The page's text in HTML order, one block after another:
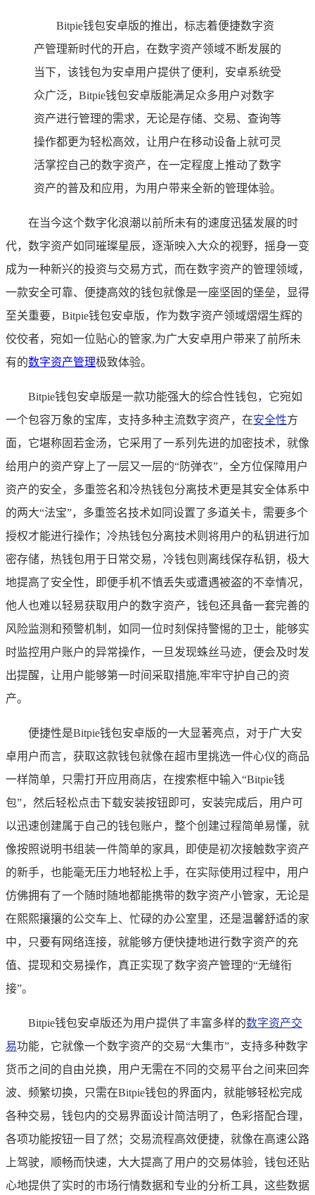
Bitpie钱包安卓版的推出，标志着便捷数字资
产管理新时代的开启，在数字资产领域不断发展的
当下，该钱包为安卓用户提供了便利，安卓系统受
众广泛，Bitpie钱包安卓版能满足众多用户对数字
资产进行管理的需求，无论是存储、交易、查询等
操作都更为轻松高效，让用户在移动设备上就可灵
活掌控自己的数字资产，在一定程度上推动了数字
资产的普及和应用，为用户带来全新的管理体验。
在当今这个数字化浪潮以前所未有的速度迅猛发展的时
代，数字资产如同璀璨星辰，逐渐映入大众的视野，摇身一变
成为一种新兴的投资与交易方式，而在数字资产的管理领域，
一款安全可靠、便捷高效的钱包就像是一座坚固的堡垒，显得
至关重要，Bitpie钱包安卓版，作为数字资产领域熠熠生辉的
佼佼者，宛如一位贴心的管家,为广大安卓用户带来了前所未
有的数字资产管理极致体验。
Bitpie钱包安卓版是一款功能强大的综合性钱包，它宛如
一个包容万象的宝库，支持多种主流数字资产，在安全性方
面，它堪称固若金汤，它采用了一系列先进的加密技术，就像
给用户的资产穿上了一层又一层的“防弹衣”，全方位保障用户
资产的安全，多重签名和冷热钱包分离技术更是其安全体系中
的两大“法宝”，多重签名技术如同设置了多道关卡，需要多个
授权才能进行操作；冷热钱包分离技术则将用户的私钥进行加
密存储，热钱包用于日常交易，冷钱包则离线保存私钥，极大
地提高了安全性，即便手机不慎丢失或遭遇被盗的不幸情况，
他人也难以轻易获取用户的数字资产，钱包还具备一套完善的
风险监测和预警机制，如同一位时刻保持警惕的卫士，能够实
时监控用户账户的异常操作，一旦发现蛛丝马迹，便会及时发
出提醒，让用户能够第一时间采取措施,牢牢守护自己的资
产。
便捷性是Bitpie钱包安卓版的一大显著亮点，对于广大安
卓用户而言，获取这款钱包就像在超市里挑选一件心仪的商品
一样简单，只需打开应用商店，在搜索框中输入“Bitpie钱
包”，然后轻松点击下载安装按钮即可，安装完成后，用户可
以迅速创建属于自己的钱包账户，整个创建过程简单易懂，就
像按照说明书组装一件简单的家具，即使是初次接触数字资产
的新手，也能毫无压力地轻松上手，在实际使用过程中，用户
仿佛拥有了一个随时随地都能携带的数字资产小管家，无论是
在熙熙攘攘的公交车上、忙碌的办公室里，还是温馨舒适的家
中，只要有网络连接，就能够方便快捷地进行数字资产的充
值、提现和交易操作，真正实现了数字资产管理的“无缝衔
接”。
Bitpie钱包安卓版还为用户提供了丰富多样的数字资产交
易功能，它就像一个数字资产的交易“大集市”，支持多种数字
货币之间的自由兑换，用户无需在不同的交易平台之间来回奔
波、频繁切换，只需在Bitpie钱包的界面内，就能够轻松完成
各种交易，钱包内的交易界面设计简洁明了，色彩搭配合理，
各项功能按钮一目了然；交易流程高效便捷，就像在高速公路
上驾驶，顺畅而快速，大大提高了用户的交易体验，钱包还贴
心地提供了实时的市场行情数据和专业的分析工具，这些数据